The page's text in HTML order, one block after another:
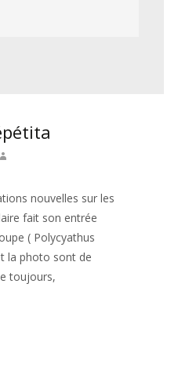
nouvelles sur les
fait son entrée
( Polycyathus
la photo sont de
toujours,